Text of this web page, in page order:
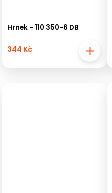
Hrnek - 110 350-6 DB
344 Kč